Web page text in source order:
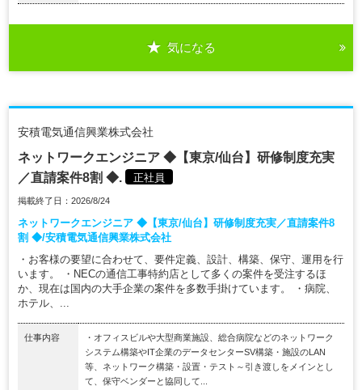
気になる
安積電気通信興業株式会社
ネットワークエンジニア ◆【東京/仙台】研修制度充実
／直請案件8割 ◆.
正社員
掲載終了日：2026/8/24
ネットワークエンジニア ◆【東京/仙台】研修制度充実／直請案件8
割 ◆/安積電気通信興業株式会社
・お客様の要望に合わせて、要件定義、設計、構築、保守、運用を行
います。 ・NECの通信工事特約店として多くの案件を受注するほ
か、現在は国内の大手企業の案件を多数手掛けています。 ・病院、
ホテル、...
仕事内容
・オフィスビルや大型商業施設、総合病院などのネットワーク
システム構築やIT企業のデータセンターSV構築・施設のLAN
等、ネットワーク構築・設置・テスト～引き渡しをメインとし
て、保守ベンダーと協同して...